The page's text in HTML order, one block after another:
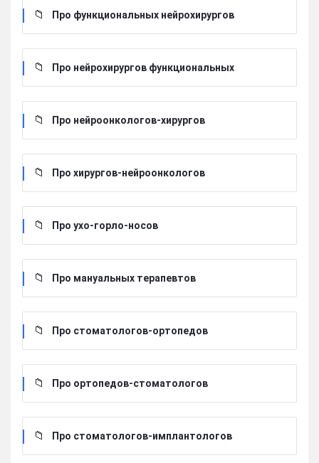
Про функциональных нейрохирургов
Про нейрохирургов функциональных
Про нейроонкологов-хирургов
Про хирургов-нейроонкологов
Про ухо-горло-носов
Про мануальных терапевтов
Про стоматологов-ортопедов
Про ортопедов-стоматологов
Про стоматологов-имплантологов